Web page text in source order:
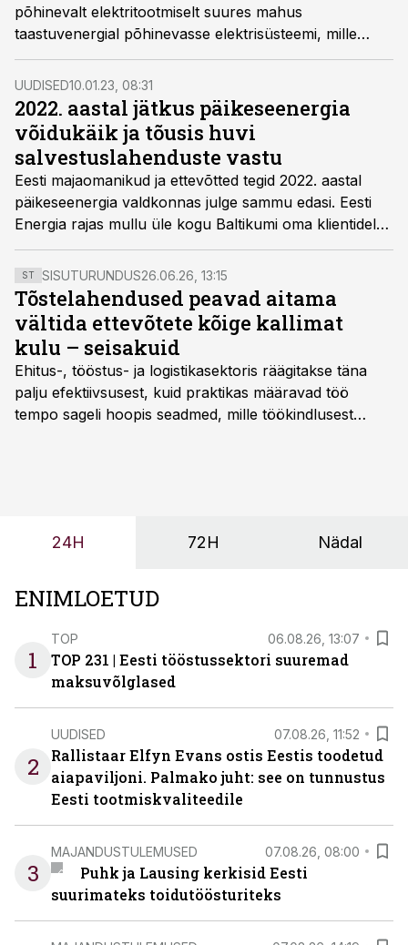
põhinevalt elektritootmiselt suures mahus
taastuvenergial põhinevasse elektrisüsteemi, mille
suurim väljakutse on ebaühtlase tootmise ja tarbimise
vahelise tasakaalu saavutamine, teisisõnu
salvestuslahenduste ja tarbimise juhtimise massiivne
kasutuselevõtt, kirjutab Energiasalv Pakri OÜ juht
Peep Siitam.
UUDISED10.01.23, 08:31
2022. aastal jätkus päikeseenergia
võidukäik ja tõusis huvi
salvestuslahenduste vastu
Eesti majaomanikud ja ettevõtted tegid 2022. aastal
päikeseenergia valdkonnas julge sammu edasi. Eesti
Energia rajas mullu üle kogu Baltikumi oma klientidele
1271 päikeseelektrijaama, neist Eesti klientidele 420
päikeseelektrijaama koguvõimsusega 13 720 kW.
ST SISUTURUNDUS26.06.26, 13:15
Tõstelahendused peavad aitama
vältida ettevõtete kõige kallimat
kulu – seisakuid
Ehitus-, tööstus- ja logistikasektoris räägitakse täna
palju efektiivsusest, kuid praktikas määravad töö
tempo sageli hoopis seadmed, mille töökindlusest
24H 72H Nädal
ENIMLOETUD
1
TOP 06.08.26, 13:07
TOP 231 | Eesti tööstussektori suuremad
maksuvõlglased
2
UUDISED 07.08.26, 11:52
Rallistaar Elfyn Evans ostis Eestis toodetud
aiapaviljoni. Palmako juht: see on tunnustus
Eesti tootmiskvaliteedile
3
MAJANDUSTULEMUSED 07.08.26, 08:00
Puhk ja Lausing kerkisid Eesti
suurimateks toidutöösturiteks